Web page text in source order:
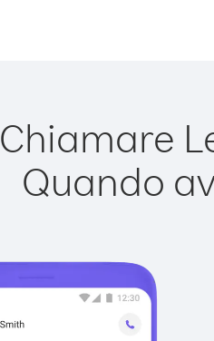
Chiamare
Quando